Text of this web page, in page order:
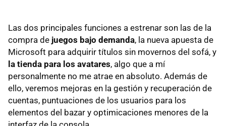
Las dos principales funciones a estrenar son las de la
compra de juegos bajo demanda, la nueva apuesta de
Microsoft para adquirir títulos sin movernos del sofá, y
la tienda para los avatares, algo que a mí
personalmente no me atrae en absoluto. Además de
ello, veremos mejoras en la gestión y recuperación de
cuentas, puntuaciones de los usuarios para los
elementos del bazar y optimicaciones menores de la